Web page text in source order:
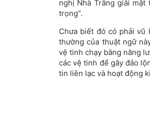
nghị Nhà Trắng giải
trọng”.
Chưa biết đó có phải vũ
thường của thuật ngữ
vệ tinh chạy bằng năng
các vệ tinh để gây đảo
tin liên lạc và hoạt động